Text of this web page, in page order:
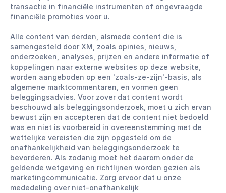
transactie in financiële instrumenten of ongevraagde
financiële promoties voor u.
Alle content van derden, alsmede content die is
samengesteld door XM, zoals opinies, nieuws,
onderzoeken, analyses, prijzen en andere informatie of
koppelingen naar externe websites op deze website,
worden aangeboden op een 'zoals-ze-zijn'-basis, als
algemene marktcommentaren, en vormen geen
beleggingsadvies. Voor zover dat content wordt
beschouwd als beleggingsonderzoek, moet u zich ervan
bewust zijn en accepteren dat de content niet bedoeld
was en niet is voorbereid in overeenstemming met de
wettelijke vereisten die zijn opgesteld om de
onafhankelijkheid van beleggingsonderzoek te
bevorderen. Als zodanig moet het daarom onder de
geldende wetgeving en richtlijnen worden gezien als
marketingcommunicatie. Zorg ervoor dat u onze
mededeling over niet-onafhankelijk